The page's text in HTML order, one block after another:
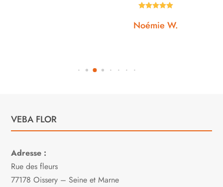
VEBA FLOR
Adresse :
Rue des fleurs
77178 Oissery – Seine et Marne